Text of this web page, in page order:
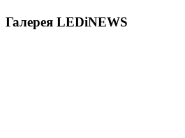
Галерея LEDiNEWS